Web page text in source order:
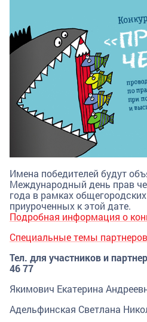
Имена победителей будут
Международный день прав
года в рамках
приуроченных к этой дате.
Подробная информация о
Специальные темы
Тел. для участников и
46 77
Якимович Екатерина
Адельфинская Светлана